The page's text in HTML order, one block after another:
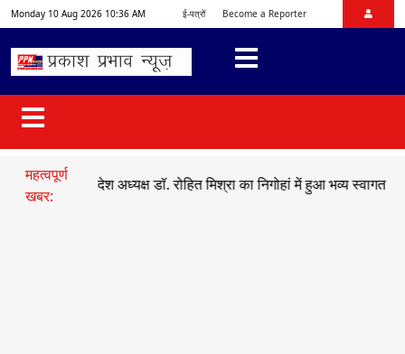
Monday 10 Aug 2026 10:36 AM ई-पत्रों Become a Reporter
महत्वपूर्ण
खबर:
प्रदेश अध्यक्ष डॉ. रोहित मिश्रा का निगोहां में हुआ भव्य स्वागत ●सड़क